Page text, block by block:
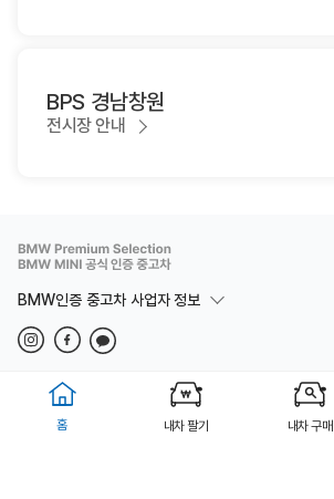
BPS 경남창원
전시장 안내
BMW인증 중고차 사업자 정보
법적고지 개인정보취급방침
Copyright(c) BMW 동성 BPS 부산 ALL rights reserved.
홈 내차 팔기 내차 구매